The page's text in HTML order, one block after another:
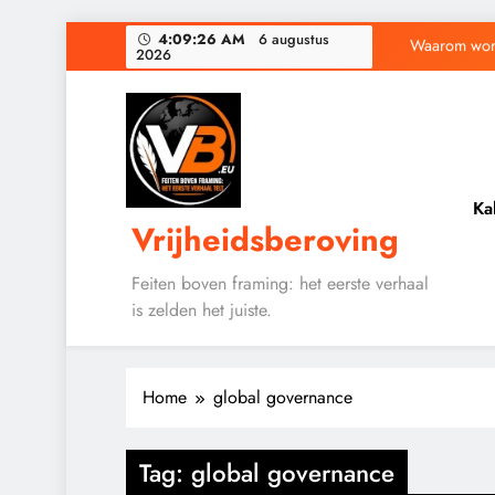
4:09:27 AM 6 augustus
2026
Waarom
Baudet
Vrijheidsberoving
Feiten boven framing: het eerste verhaal
is zelden het juiste.
Home global governance
Tag: global governance
GEOPOLITIEK
GRONDRECHTEN